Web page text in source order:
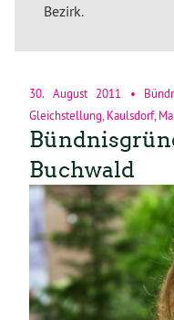
Bezirk.
30. August 2011 •
Gleichstellung Kaulsdorf,
Buchwald